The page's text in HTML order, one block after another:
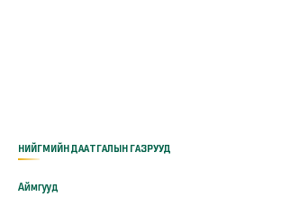
НИЙГМИЙН ДААТГАЛЫН ГАЗРУУД
Аймгууд